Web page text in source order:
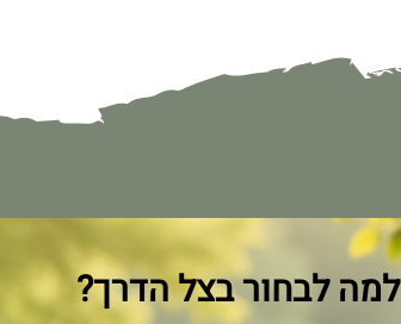
למה לבחור בצל הדרך?